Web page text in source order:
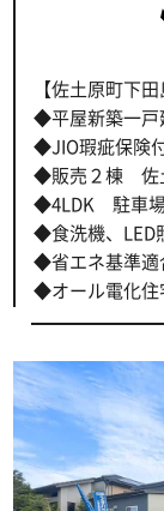
【佐土原町下
◆平屋新築一戸
◆JIO瑕疵保険
◆販売２棟 佐
◆4LDK 駐車
◆食洗機、LED
◆省エネ基準適
◆オール電化住